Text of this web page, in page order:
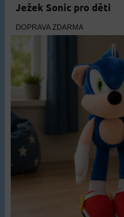
Ježek Sonic pro děti
DOPRAVA ZDARMA